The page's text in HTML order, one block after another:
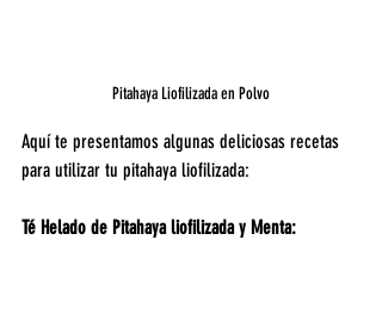
Pitahaya Liofilizada en Polvo
Aquí te presentamos algunas deliciosas recetas
para utilizar tu pitahaya liofilizada:
Té Helado de Pitahaya liofilizada y Menta: